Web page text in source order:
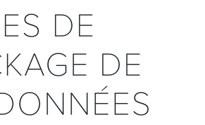
DE
DE